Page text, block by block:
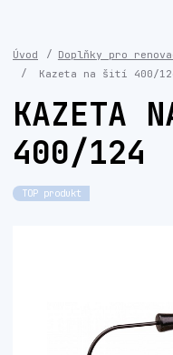
Úvod Doplňky pro
Kazeta na šití 400/
KAZETA
400/124
TOP produkt